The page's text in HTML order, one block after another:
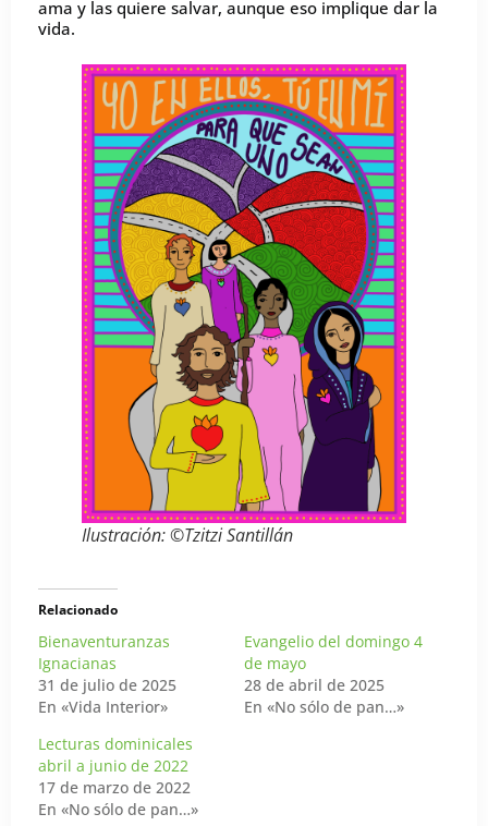
ama y las quiere salvar, aunque eso implique dar la
vida.
Ilustración: ©Tzitzi Santillán
Relacionado
Bienaventuranzas
Ignacianas
31 de julio de 2025
En «Vida Interior»
Evangelio del domingo 4
de mayo
28 de abril de 2025
En «No sólo de pan…»
Lecturas dominicales
abril a junio de 2022
17 de marzo de 2022
En «No sólo de pan…»